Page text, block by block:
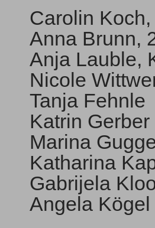
Carolin
Anna Brunn,
Anja Lauble,
Nicole
Tanja Fehnle
Katrin Gerber
Marina
Katharina
Gabrijela
Angela Kögel